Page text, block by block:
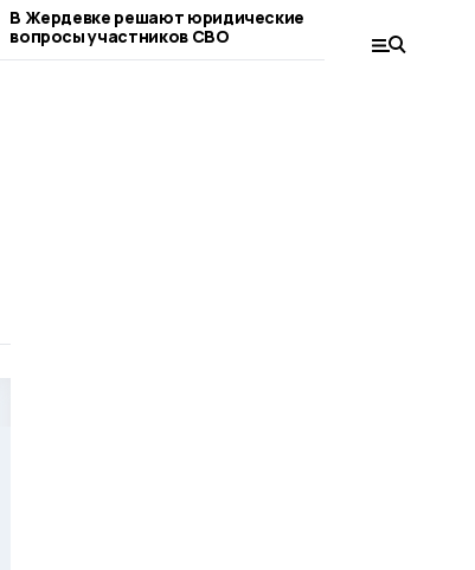
В Жердевке решают юридические
вопросы участников СВО
пример